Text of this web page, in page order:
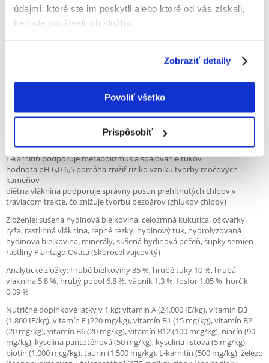
údajmi, ktoré ste im poskytli alebo ktoré od vás získali,
keď ste používali ich služby.
Zobraziť detaily
Povoliť všetko
Prispôsobiť
Recommend
100% ZÁKAZNÍCI ODPORÚČAJÚ TENTO PRODUKT
Popis
všetkých plemien a jedince so sklonom k nadváhe.
špeciálne zvolená vláknina dodá mačke pocit nasýtenia a zvýšená
hladina proteínov aktivuje metabolizmus
L-karnitín podporuje metabolizmus a spaľovanie tukov
hodnota pH 6,0-6,5 pomáha znížiť riziko vzniku tvorby močových
kameňov
diétna vláknina podporuje správny posun prehltnutých chlpov v
tráviacom trakte, čo znižuje tvorbu bezoárov (zhlukov chlpov)
Zloženie: sušená hydinová bielkovina, celozrnná kukurica, oškvarky,
ryža, rastlinná vláknina, repné rezky, hydinový tuk, hydrolyzovaná
hydinová bielkovina, minerály, sušená hydinová pečeň, šupky semien
rastliny Plantago Ovata (Skorocel vajcovitý)
Analytické zložky: hrubé bielkoviny 35 %, hrubé tuky 10 %, hrubá
vláknina 5,8 %, hrubý popol 6,8 %, vápnik 1,3 %, fosfor 1,05 %, horčík
0,09 %
Nutričné doplnkové látky v 1 kg: vitamín A (24.000 IE/kg), vitamín D3
(1.800 IE/kg), vitamín E (220 mg/kg), vitamín B1 (15 mg/kg), vitamín B2
(20 mg/kg), vitamín B6 (20 mg/kg), vitamín B12 (100 mcg/kg), niacín (90
mg/kg), kyselina pantoténová (50 mg/kg), kyselina listová (5 mg/kg),
biotín (1.000 mcg/kg), taurín (1.500 mg/kg), L-karnitín (500 mg/kg), železo